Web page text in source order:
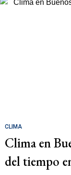
CLIMA
Clima en
del tiempo